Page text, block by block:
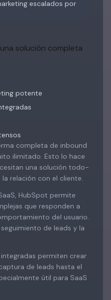
escalados por
solución completa
potente
completa de inbound
ilimitado. Esto lo hace
una solución todo-
relación con el cliente.
HubSpot permite
que responden a
del usuario.
de leads y la
permiten crear
de leads hasta el
útil para SaaS